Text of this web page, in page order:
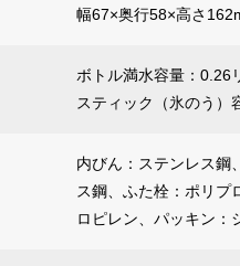
幅67×奥行58×高さ
ボトル満水容量：0.26
スティック（氷のう）
内びん：ステンレス鋼
ス鋼、ふた栓：ポリプ
ロピレン、パッキン：